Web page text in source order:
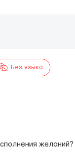
Без языка
желаний?